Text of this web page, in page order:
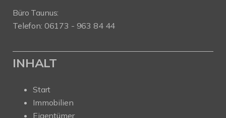
Büro Taunus:
Telefon: 06173 - 963 84 44
INHALT
Start
Immobilien
Eigentümer